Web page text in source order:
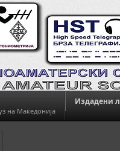
на Македонија
Издадени